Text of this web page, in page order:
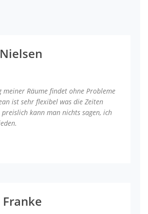
meiner Räume findet ohne Probleme
ist sehr flexibel was die Zeiten
kann man nichts sagen, ich